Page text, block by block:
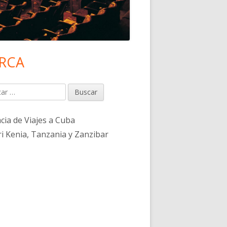
de Viajes a Cuba
Kenia, Tanzania y Zanzibar